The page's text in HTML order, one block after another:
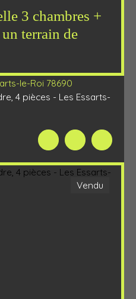
3 chambres +
terrain de
le-Roi 78690
4 pièces - Les Essarts-
Vendu